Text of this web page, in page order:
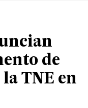
de
TNE en